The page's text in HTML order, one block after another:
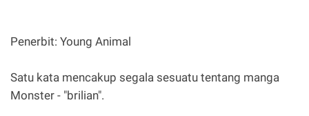
Penerbit: Young Animal
Satu kata mencakup segala sesuatu tentang manga
Monster - "brilian".